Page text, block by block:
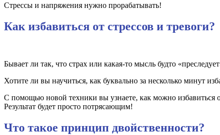
Стрессы и напряжения нужно прорабатывать!
Как избавиться от стрессов и тревоги?
Бывает ли так, что страх или какая-то мысль будто
Хотите ли вы научиться, как буквально за несколько минут
С помощью новой техники вы узнаете, как можно избавиться
Результат будет просто потрясающим!
Что такое принцип двойственности?